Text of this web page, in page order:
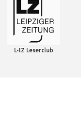
L-IZ Leserclub